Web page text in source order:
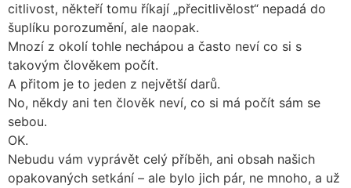
citlivost, někteří tomu říkají „přecitlivělost“ nepadá do
šuplíku porozumění, ale naopak.
Mnozí z okolí tohle nechápou a často neví co si s
takovým člověkem počít.
A přitom je to jeden z největší darů.
No, někdy ani ten člověk neví, co si má počít sám se
sebou.
OK.
Nebudu vám vyprávět celý příběh, ani obsah našich
opakovaných setkání – ale bylo jich pár, ne mnoho, a už